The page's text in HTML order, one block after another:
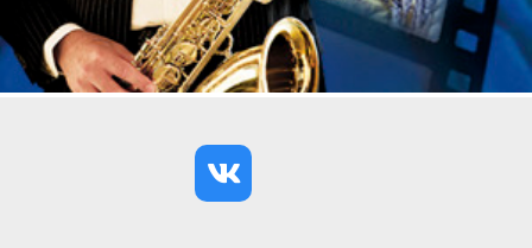
солнцем пляжи Рио-де-Жанейро, где ласковый
бриз шепчет о вечной красоте. Загадочная Kesas
унесет в мир чувственных ритмов и манящих
мелодий, а неувядающий Corcovado напомнит о
это лишь малая часть тех узнаваемых и любимых
мелодий, которые прозвучат в этот вечер, обещая
подарить незабываемые эмоции и яркие